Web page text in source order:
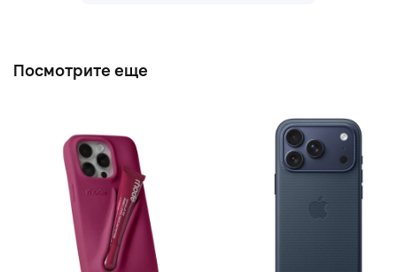
Посмотрите еще